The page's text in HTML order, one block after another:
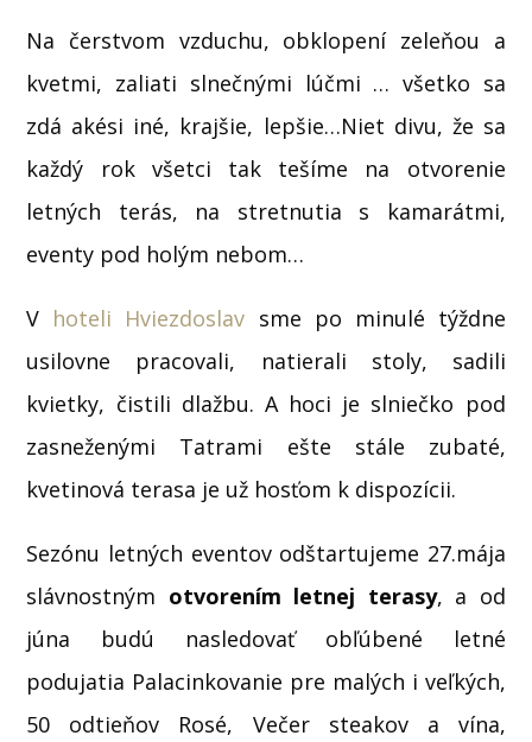
Na čerstvom vzduchu, obklopení zeleňou a
kvetmi, zaliati slnečnými lúčmi … všetko sa
zdá akési iné, krajšie, lepšie…Niet divu, že sa
každý rok všetci tak tešíme na otvorenie
letných terás, na stretnutia s kamarátmi,
eventy pod holým nebom…
V hoteli Hviezdoslav sme po minulé týždne
usilovne pracovali, natierali stoly, sadili
kvietky, čistili dlažbu. A hoci je slniečko pod
zasneženými Tatrami ešte stále zubaté,
kvetinová terasa je už hosťom k dispozícii.
Sezónu letných eventov odštartujeme 27.mája
slávnostným otvorením letnej terasy, a od
júna budú nasledovať obľúbené letné
podujatia Palacinkovanie pre malých i veľkých,
50 odtieňov Rosé, Večer steakov a vína,